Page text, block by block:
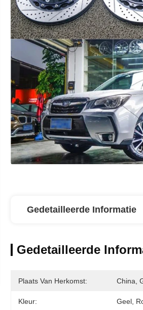
Gedetailleerde Informatie
Gedetailleerde
Plaats Van Herkomst: China,
Kleur: Geel,